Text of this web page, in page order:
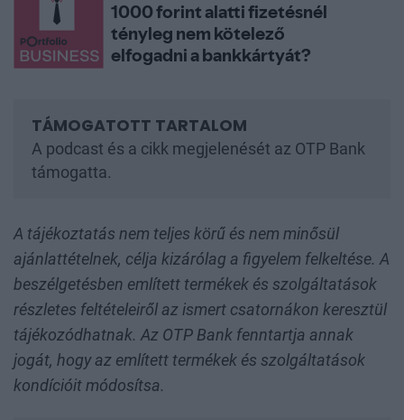
A podcast és a cikk megjelenését az OTP Bank
támogatta.
A tájékoztatás nem teljes körű és nem minősül
ajánlattételnek, célja kizárólag a figyelem felkeltése. A
beszélgetésben említett termékek és szolgáltatások
részletes feltételeiről az ismert csatornákon keresztül
tájékozódhatnak. Az OTP Bank fenntartja annak
jogát, hogy az említett termékek és szolgáltatások
kondícióit módosítsa.